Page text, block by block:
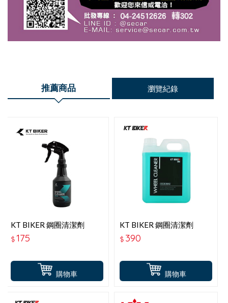
推薦商品 瀏覽紀錄
購物車
KT BIKER 鋼圈清潔劑
500ML #VBT009S
$175
購物車
KT BIKER 鋼圈清潔劑
【2000ML】
$ 390